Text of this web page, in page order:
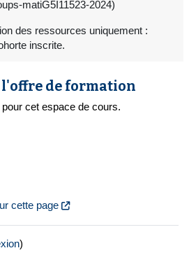
matiG5I11523-2024)
des ressources uniquement :
inscrite.
l'offre de formation
cet espace de cours.
cette page
)